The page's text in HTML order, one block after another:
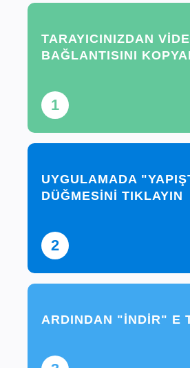
1
TARAYICINIZDAN
BAĞLANTISINI
2
UYGULAMADA
DÜĞMESINI TIKLAYIN
ARDINDAN "İNDIR" E